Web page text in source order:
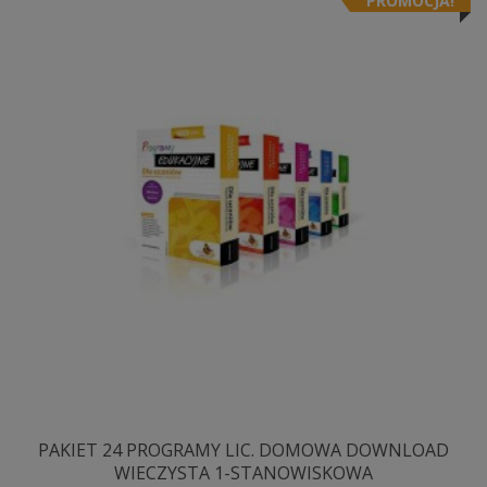
PAKIET 24 PROGRAMY LIC. DOMOWA DOWNLOAD
WIECZYSTA 1-STANOWISKOWA